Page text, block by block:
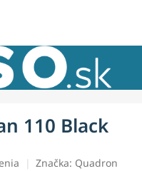
110 Black
Značka: Quadron